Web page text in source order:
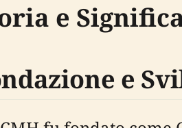
e
e